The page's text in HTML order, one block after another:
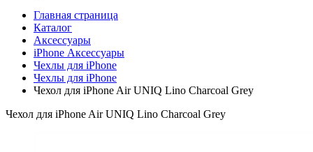
Главная страница
Каталог
Аксессуары
iPhone Аксессуары
Чехлы для iPhone
Чехлы для iPhone
Чехол для iPhone Air UNIQ Lino Charcoal Grey
Чехол для iPhone Air UNIQ Lino Charcoal Grey